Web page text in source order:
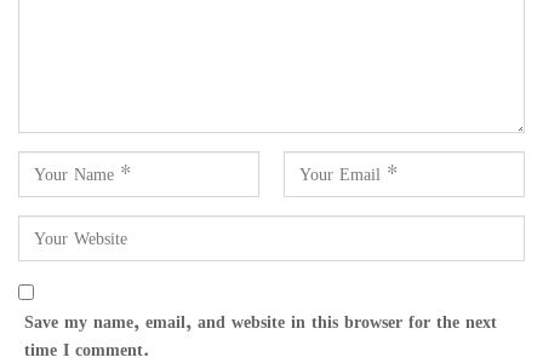
Save my name, email, and website in this browser for the next
time I comment.